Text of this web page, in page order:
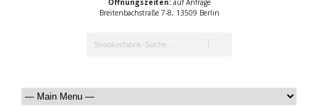
Öffnungszeiten:auf Anfrage
Breitenbachstraße 7-8, 13509 Berlin